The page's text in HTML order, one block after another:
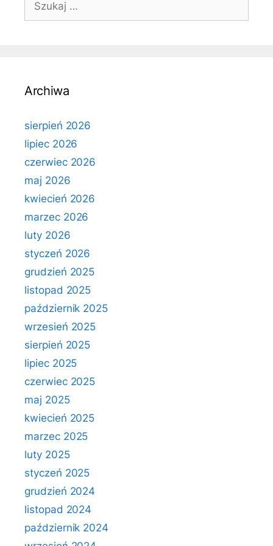
Archiwa
sierpień 2026
lipiec 2026
czerwiec 2026
maj 2026
kwiecień 2026
marzec 2026
luty 2026
styczeń 2026
grudzień 2025
listopad 2025
październik 2025
wrzesień 2025
sierpień 2025
lipiec 2025
czerwiec 2025
maj 2025
kwiecień 2025
marzec 2025
luty 2025
styczeń 2025
grudzień 2024
listopad 2024
październik 2024